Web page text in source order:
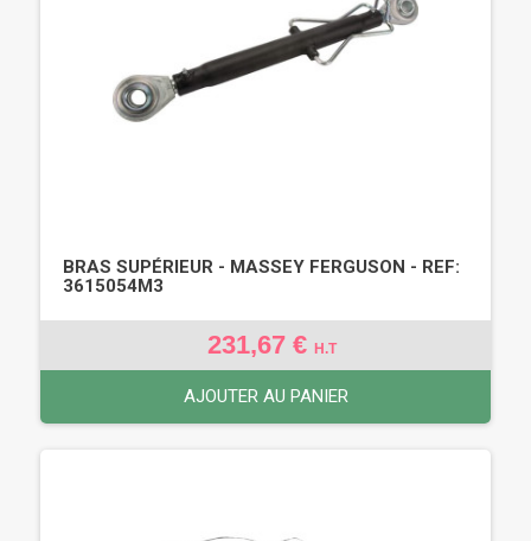
BRAS SUPÉRIEUR - MASSEY FERGUSON - REF:
3615054M3
231,67 € H.T
AJOUTER AU PANIER